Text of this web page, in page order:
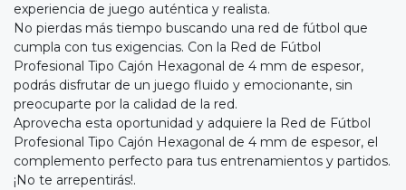
experiencia de juego auténtica y realista.
No pierdas más tiempo buscando una red de fútbol que
cumpla con tus exigencias. Con la Red de Fútbol
Profesional Tipo Cajón Hexagonal de 4 mm de espesor,
podrás disfrutar de un juego fluido y emocionante, sin
preocuparte por la calidad de la red.
Aprovecha esta oportunidad y adquiere la Red de Fútbol
Profesional Tipo Cajón Hexagonal de 4 mm de espesor, el
complemento perfecto para tus entrenamientos y partidos.
¡No te arrepentirás!.